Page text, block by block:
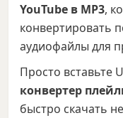
YouTube в MP3,
конвертировать
аудиофайлы для
Просто вставьте
конвертер
быстро скачать